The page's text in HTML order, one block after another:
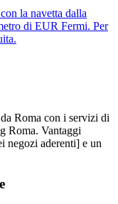
la navetta dalla
di EUR Fermi. Per
Roma con i servizi di
Roma. Vantaggi
negozi aderenti] e un